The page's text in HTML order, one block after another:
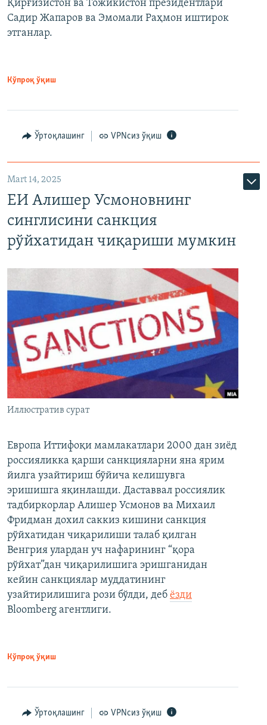
Қирғизистон ва Тожикистон президентлари
Садир Жапаров ва Эмомали Раҳмон иштирок
этганлар.
Кўпроқ ўқиш
Ўртоқлашинг VPNсиз ўқиш
Mart 14, 2025
ЕИ Алишер Усмоновнинг
синглисини санкция
рўйхатидан чиқариши мумкин
Иллюстратив сурат
Европа Иттифоқи мамлакатлари 2000 дан зиёд
россияликка қарши санкцияларни яна ярим
йилга узайтириш бўйича келишувга
эришишга яқинлашди. Даставвал россиялик
тадбиркорлар Алишер Усмонов ва Михаил
Фридман дохил саккиз кишини санкция
рўйхатидан чиқарилиши талаб қилган
Венгрия улардан уч нафарининг “қора
рўйхат”дан чиқарилишига эришганидан
кейин санкциялар муддатининг
узайтирилишига рози бўлди, деб ёзди
Bloomberg агентлиги.
Кўпроқ ўқиш
Ўртоқлашинг VPNсиз ўқиш